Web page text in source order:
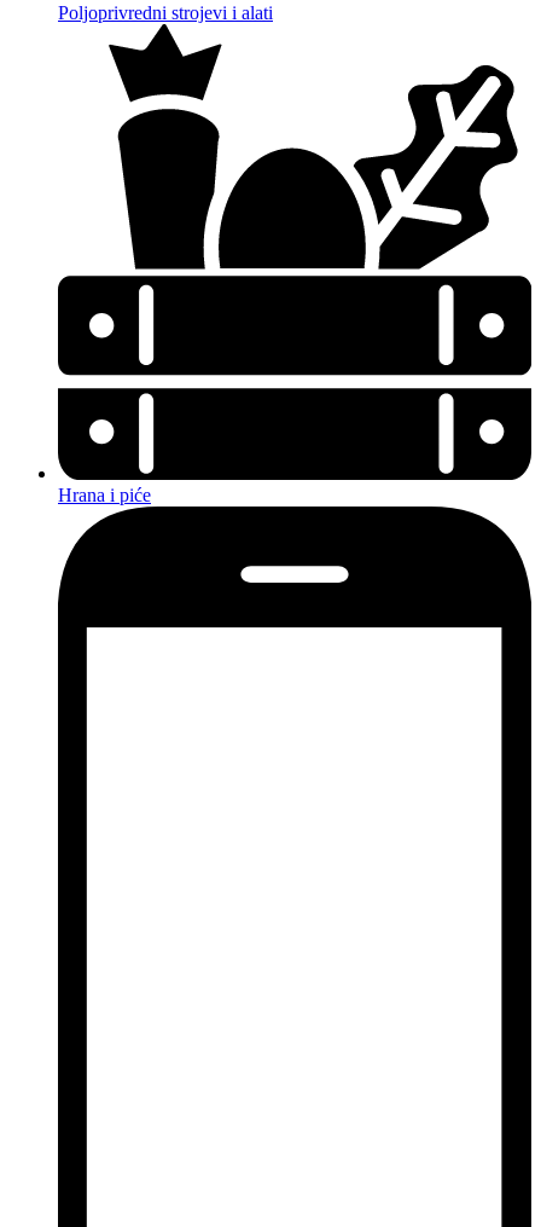
Poljoprivredni strojevi i alati
Hrana i piće